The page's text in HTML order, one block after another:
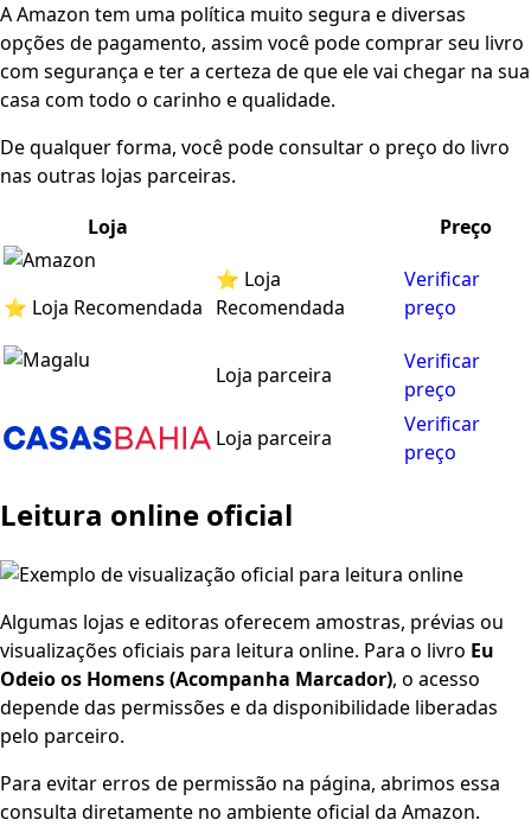
A Amazon tem uma política muito segura e diversas
opções de pagamento, assim você pode comprar seu livro
com segurança e ter a certeza de que ele vai chegar na sua
casa com todo o carinho e qualidade.
De qualquer forma, você pode consultar o preço do livro
nas outras lojas parceiras.
Loja
Preço
⭐ Loja Recomendada
⭐ Loja
Recomendada
Verificar
preço
Loja parceira
Verificar
preço
Loja parceira
Verificar
preço
Leitura online oficial
Algumas lojas e editoras oferecem amostras, prévias ou
visualizações oficiais para leitura online. Para o livro Eu
Odeio os Homens (Acompanha Marcador), o acesso
depende das permissões e da disponibilidade liberadas
pelo parceiro.
Para evitar erros de permissão na página, abrimos essa
consulta diretamente no ambiente oficial da Amazon.